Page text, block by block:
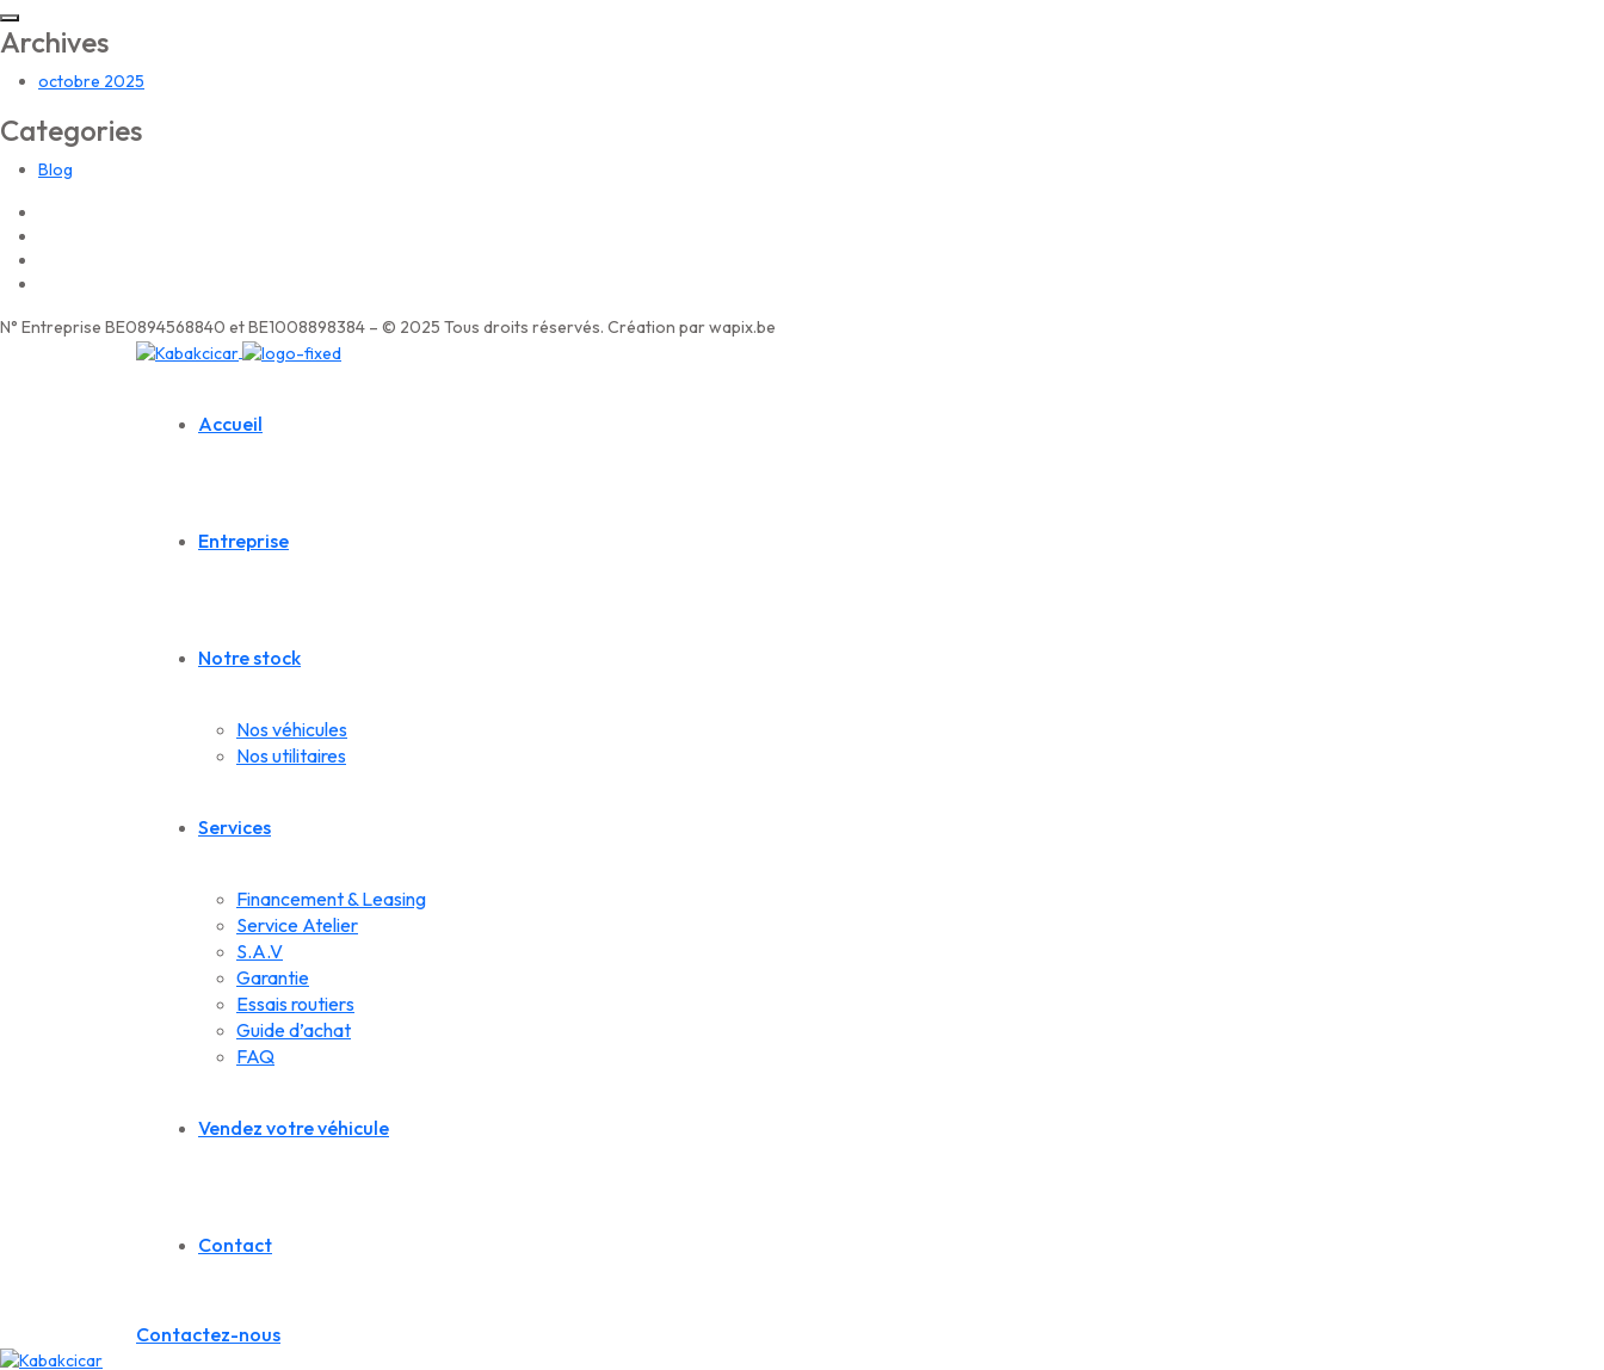
Archives
octobre 2025
Categories
Blog
N° Entreprise BE0894568840 et BE1008898384 – © 2025 Tous droits réservés. Création par wapix.be
Accueil
Entreprise
Notre stock
Nos véhicules
Nos utilitaires
Services
Financement & Leasing
Service Atelier
S.A.V
Garantie
Essais routiers
Guide d’achat
FAQ
Vendez votre véhicule
Contact
Contactez-nous